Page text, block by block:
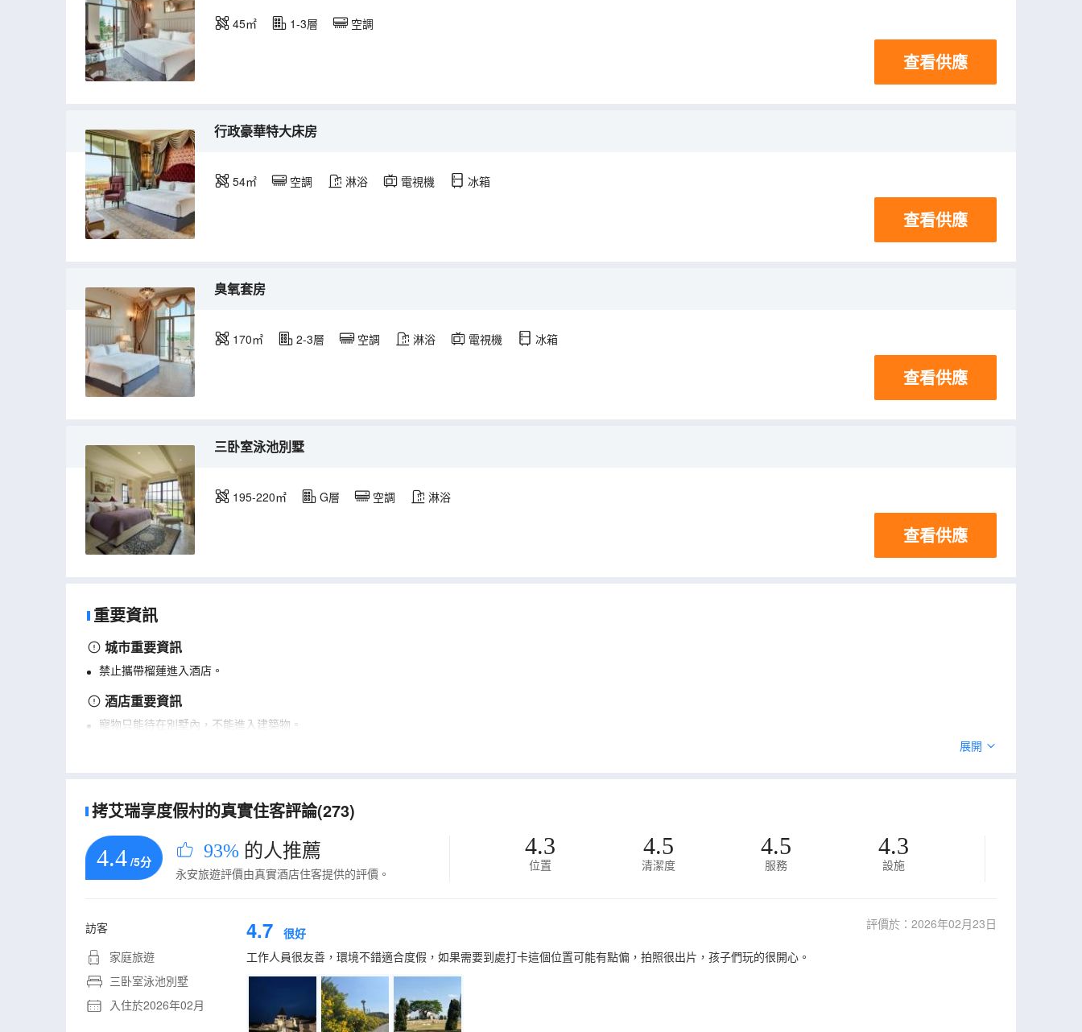
45㎡ 1-3層 空調
查看供應
行政豪華特大床房
54㎡ 空調 淋浴 電視機 冰箱
查看供應
臭氧套房
170㎡ 2-3層 空調 淋浴 電視機 冰箱
查看供應
三卧室泳池別墅
195-220㎡ G層 空調 淋浴
查看供應
重要資訊
城市重要資訊
禁止攜帶榴蓮進入酒店。
酒店重要資訊
寵物只能待在別墅內，不能進入建築物。
展開
拷艾瑞享度假村的真實住客評論(273)
4.4 /5分 93% 的人推薦
永安旅遊評價由真實酒店住客提供的評價。
4.3
位置
4.5
清潔度
4.5
服務
4.3
設施
訪客
家庭旅遊
三卧室泳池別墅
入住於2026年02月
4.7 很好
評價於：2026年02月23日
工作人員很友善，環境不錯適合度假，如果需要到處打卡這個位置可能有點偏，拍照很出片，孩子們玩的很開心。